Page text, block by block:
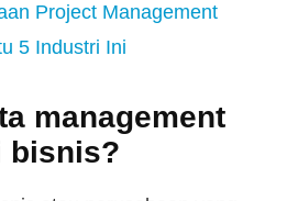
Project Management
5 Industri Ini
management
bisnis?